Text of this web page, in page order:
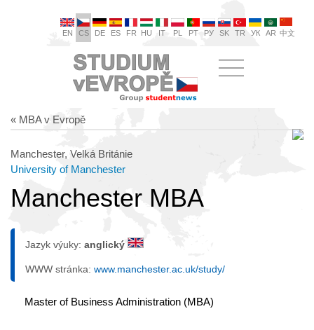
EN CS DE ES FR HU IT PL PT РУ SK TR УК AR 中文
« MBA v Evropě
Manchester, Velká Británie
University of Manchester
Manchester MBA
Jazyk výuky: anglický
WWW stránka: www.manchester.ac.uk/study/
Master of Business Administration (MBA)